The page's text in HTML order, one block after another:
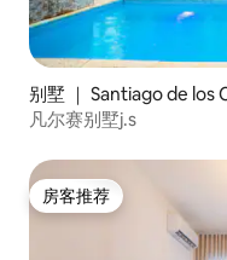
别墅 ｜ Santiago de los
凡尔赛别墅j.s
房客推荐
房客推荐